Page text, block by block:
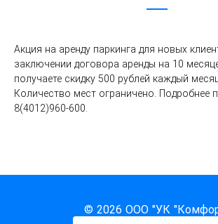
Акция на аренду паркинга для новых
заключении договора аренды на 10
получаете скидку 500 рублей каждый
Количество мест ограничено. Подробнее
8(4012)960-600.
© 2026 ООО "УК